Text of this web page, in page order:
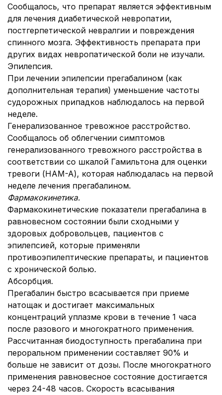
Сообщалось, что препарат является эффективным
для лечения диабетической невропатии,
постгерпетической невралгии и повреждения
спинного мозга. Эффективность препарата при
других видах невропатической боли не изучали.
Эпилепсия.
При лечении эпилепсии прегабалином (как
дополнительная терапия) уменьшение частоты
судорожных припадков наблюдалось на первой
неделе.
Генерализованное тревожное расстройство.
Сообщалось об облегчении симптомов
генерализованного тревожного расстройства в
соответствии со шкалой Гамильтона для оценки
тревоги (HAM-A), которая наблюдалась на первой
неделе лечения прегабалином.
Фармакокинетика.
Фармакокинетические показатели прегабалина в
равновесном состоянии были сходными у
здоровых добровольцев, пациентов с
эпилепсией, которые применяли
противоэпилептические препараты, и пациентов
с хронической болью.
Абсорбция.
Прегабалин быстро всасывается при приеме
натощак и достигает максимальных
концентраций уплазме крови в течение 1 часа
после разового и многократного применения.
Рассчитанная биодоступность прегабалина при
пероральном применении составляет 90% и
больше не зависит от дозы. После многократного
применения равновесное состояние достигается
через 24-48 часов. Скорость всасывания